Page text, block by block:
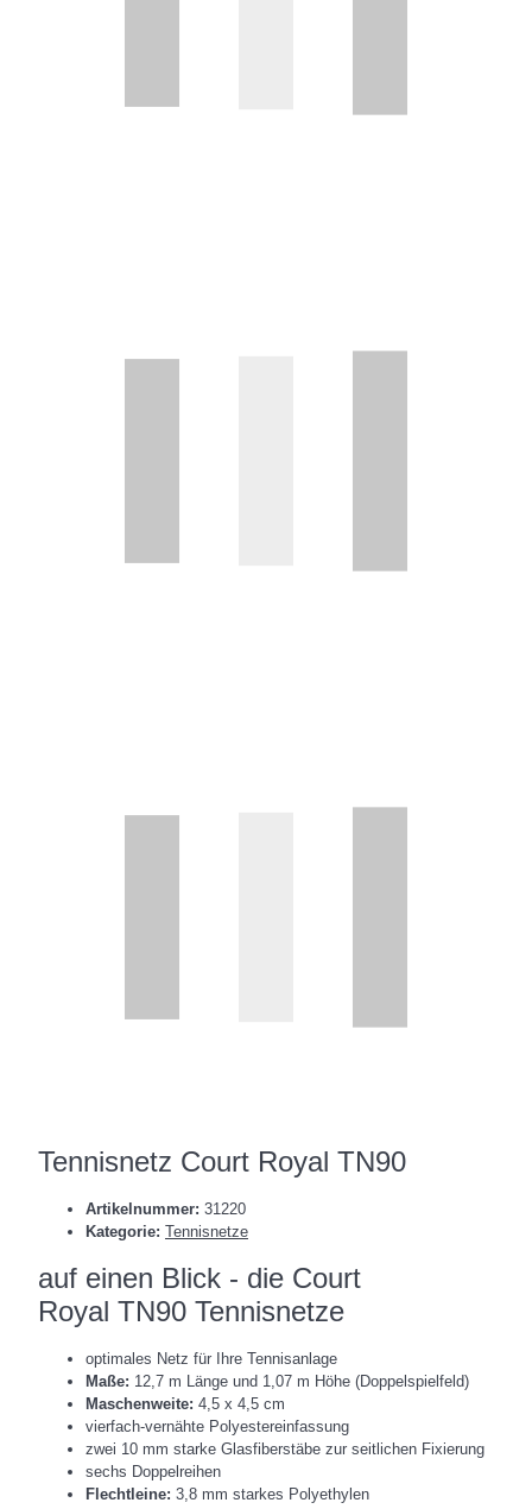
Tennisnetz Court Royal TN90
Artikelnummer: 31220
Kategorie: Tennisnetze
auf einen Blick - die Court
Royal TN90 Tennisnetze
optimales Netz für Ihre Tennisanlage
Maße: 12,7 m Länge und 1,07 m Höhe (Doppelspielfeld)
Maschenweite: 4,5 x 4,5 cm
vierfach-vernähte Polyestereinfassung
zwei 10 mm starke Glasfiberstäbe zur seitlichen Fixierung
sechs Doppelreihen
Flechtleine: 3,8 mm starkes Polyethylen